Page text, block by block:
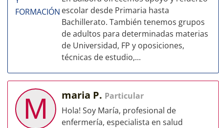
escolar desde Primaria hasta
Bachillerato. También tenemos grupos
de adultos para determinadas materias
de Universidad, FP y oposiciones,
técnicas de estudio,...
M maria P. Particular
Hola! Soy María, profesional de
enfermería, especialista en salud